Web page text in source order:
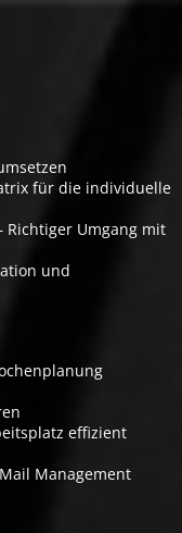
für die individuelle
Richtiger Umgang mit
und
effizient
Management